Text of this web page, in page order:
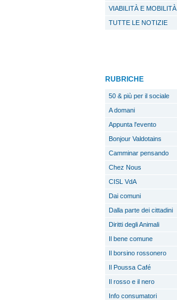
VIABILITÀ E MOBILITÀ
TUTTE LE NOTIZIE
RUBRICHE
50 & più per il sociale
A domani
Appunta l'evento
Bonjour Valdotains
Camminar pensando
Chez Nous
CISL VdA
Dai comuni
Dalla parte dei cittadini
Diritti degli Animali
Il bene comune
Il borsino rossonero
Il Poussa Café
Il rosso e il nero
Info consumatori